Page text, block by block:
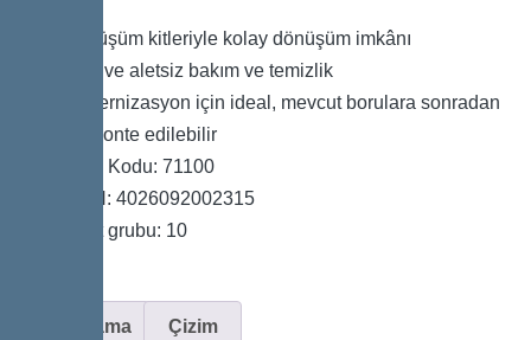
Dönüşüm kitleriyle kolay dönüşüm imkânı
Hızlı ve aletsiz bakım ve temizlik
Modernizasyon için ideal, mevcut borulara sonradan
da monte edilebilir
Ürün Kodu: 71100
GTIN: 4026092002315
Fiyat grubu: 10
Açıklama Çizim